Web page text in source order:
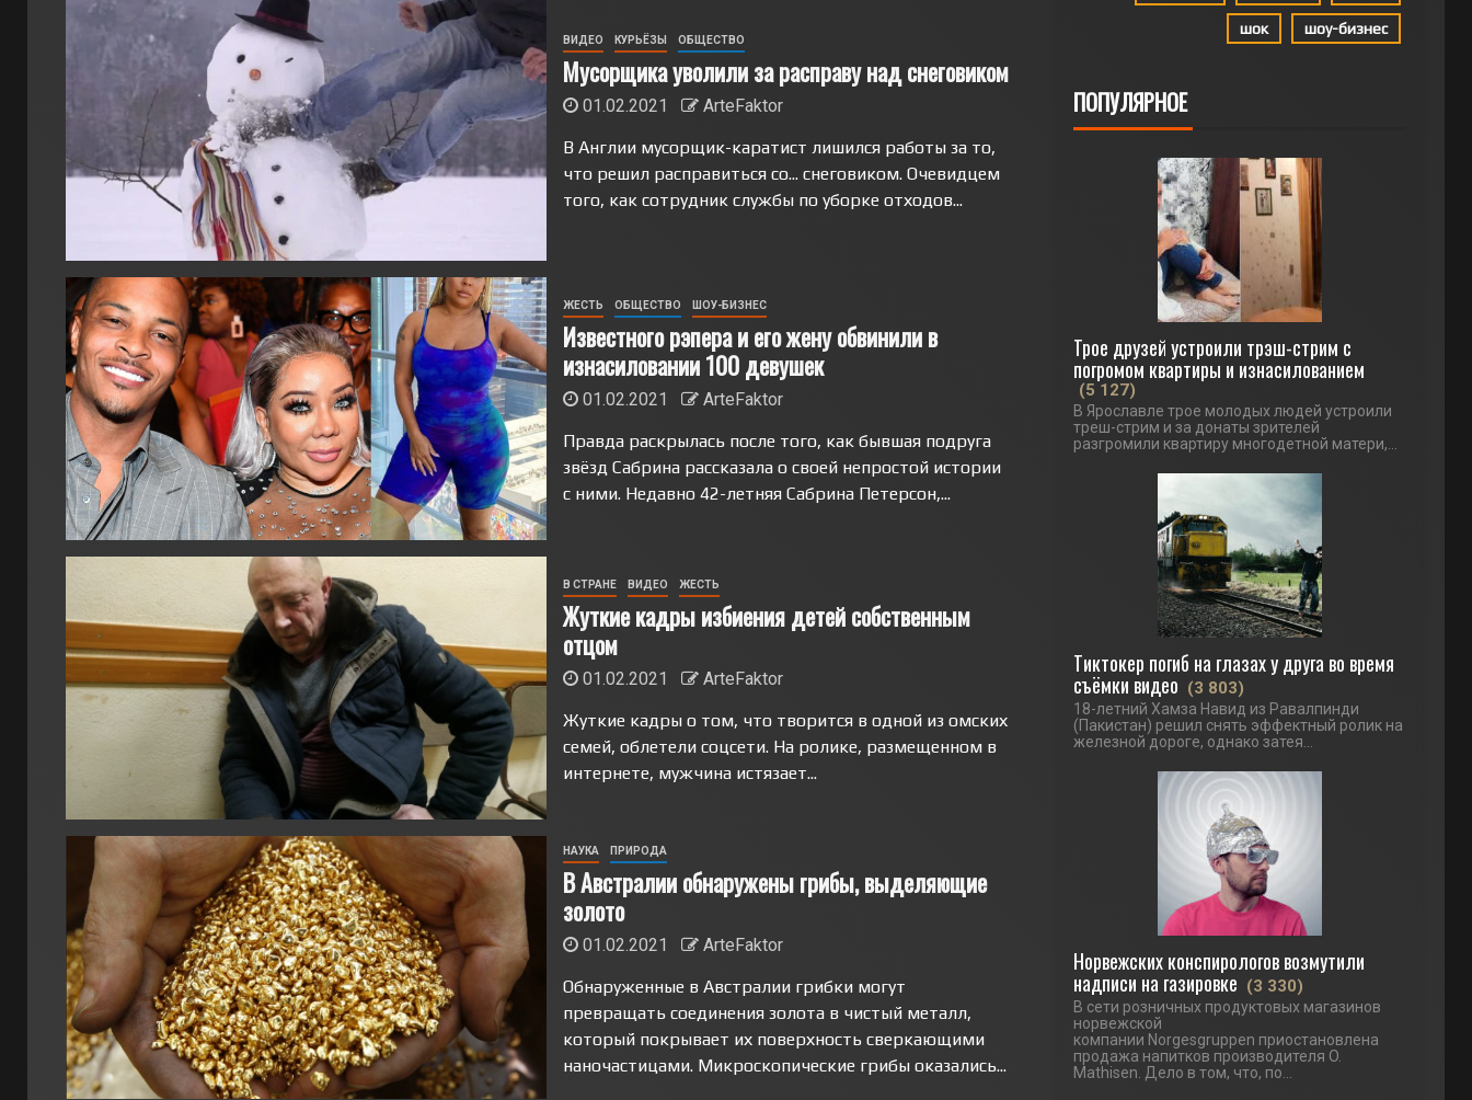
ВИДЕО КУРЬЁЗЫ ОБЩЕСТВО
Мусорщика уволили за расправу над снеговиком
01.02.2021
ArteFaktor
В Англии мусорщик-каратист лишился работы за то,
что решил расправиться со... снеговиком. Очевидцем
того, как сотрудник службы по уборке отходов...
ЖЕСТЬ ОБЩЕСТВО ШОУ-БИЗНЕС
Известного рэпера и его жену обвинили в
изнасиловании 100 девушек
01.02.2021
ArteFaktor
Правда раскрылась после того, как бывшая подруга
звёзд Сабрина рассказала о своей непростой истории
с ними. Недавно 42-летняя Сабрина Петерсон,...
В СТРАНЕ ВИДЕО ЖЕСТЬ
Жуткие кадры избиения детей собственным
отцом
01.02.2021
ArteFaktor
Жуткие кадры о том, что творится в одной из омских
семей, облетели соцсети. На ролике, размещенном в
интернете, мужчина истязает...
НАУКА ПРИРОДА
В Австралии обнаружены грибы, выделяющие
золото
01.02.2021
ArteFaktor
Обнаруженные в Австралии грибки могут
превращать соединения золота в чистый металл,
который покрывает их поверхность сверкающими
наночастицами. Микроскопические грибы оказались...
шок шоу-бизнес
ПОПУЛЯРНОЕ
Трое друзей устроили трэш-стрим с
погромом квартиры и изнасилованием
(5 127)
В Ярославле трое молодых людей устроили
треш-стрим и за донаты зрителей
разгромили квартиру многодетной матери,...
Тиктокер погиб на глазах у друга во время
съёмки видео (3 803)
18-летний Хамза Навид из Равалпинди
(Пакистан) решил снять эффектный ролик на
железной дороге, однако затея...
Норвежских конспирологов возмутили
надписи на газировке (3 330)
В сети розничных продуктовых магазинов
норвежской
компании Norgesgruppen приостановлена
продажа напитков производителя O.
Mathisen. Дело в том, что, по...